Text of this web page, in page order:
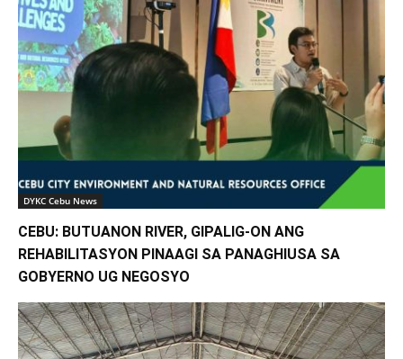
DYKC Cebu News
CEBU: BUTUANON RIVER, GIPALIG-ON ANG
REHABILITASYON PINAAGI SA PANAGHIUSA SA
GOBYERNO UG NEGOSYO